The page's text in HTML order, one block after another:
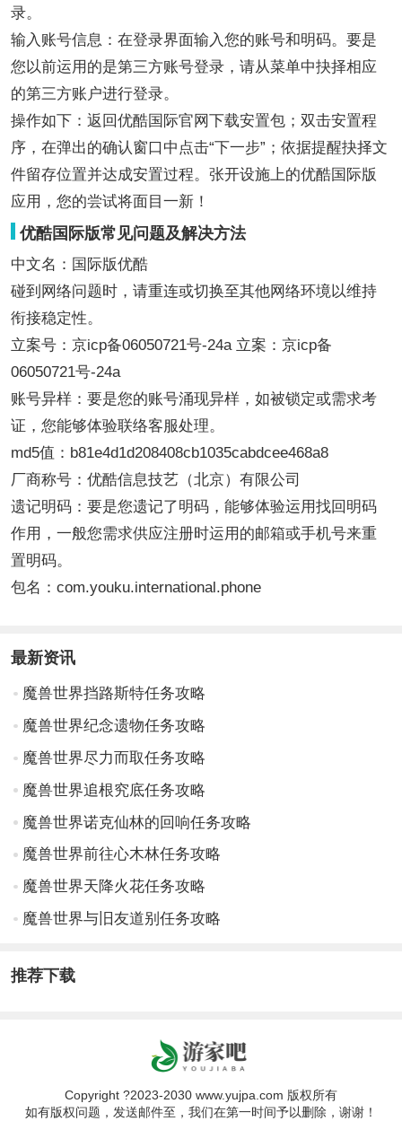
录。
输入账号信息：在登录界面输入您的账号和明码。要是
您以前运用的是第三方账号登录，请从菜单中抉择相应
的第三方账户进行登录。
操作如下：返回优酷国际官网下载安置包；双击安置程
序，在弹出的确认窗口中点击“下一步”；依据提醒抉择文
件留存位置并达成安置过程。张开设施上的优酷国际版
应用，您的尝试将面目一新！
优酷国际版常见问题及解决方法
中文名：国际版优酷
碰到网络问题时，请重连或切换至其他网络环境以维持
衔接稳定性。
立案号：京icp备06050721号-24a 立案：京icp备
06050721号-24a
账号异样：要是您的账号涌现异样，如被锁定或需求考
证，您能够体验联络客服处理。
md5值：b81e4d1d208408cb1035cabdcee468a8
厂商称号：优酷信息技艺（北京）有限公司
遗记明码：要是您遗记了明码，能够体验运用找回明码
作用，一般您需求供应注册时运用的邮箱或手机号来重
置明码。
包名：com.youku.international.phone
最新资讯
魔兽世界挡路斯特任务攻略
魔兽世界纪念遗物任务攻略
魔兽世界尽力而取任务攻略
魔兽世界追根究底任务攻略
魔兽世界诺克仙林的回响任务攻略
魔兽世界前往心木林任务攻略
魔兽世界天降火花任务攻略
魔兽世界与旧友道别任务攻略
推荐下载
Copyright ?2023-2030 www.yujpa.com 版权所有
如有版权问题，发送邮件至，我们在第一时间予以删除，谢谢！